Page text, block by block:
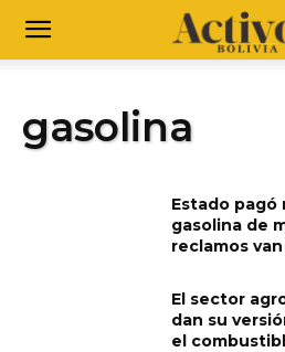
gasolina
Estado pagó
gasolina de
reclamos
El sector
dan su
el